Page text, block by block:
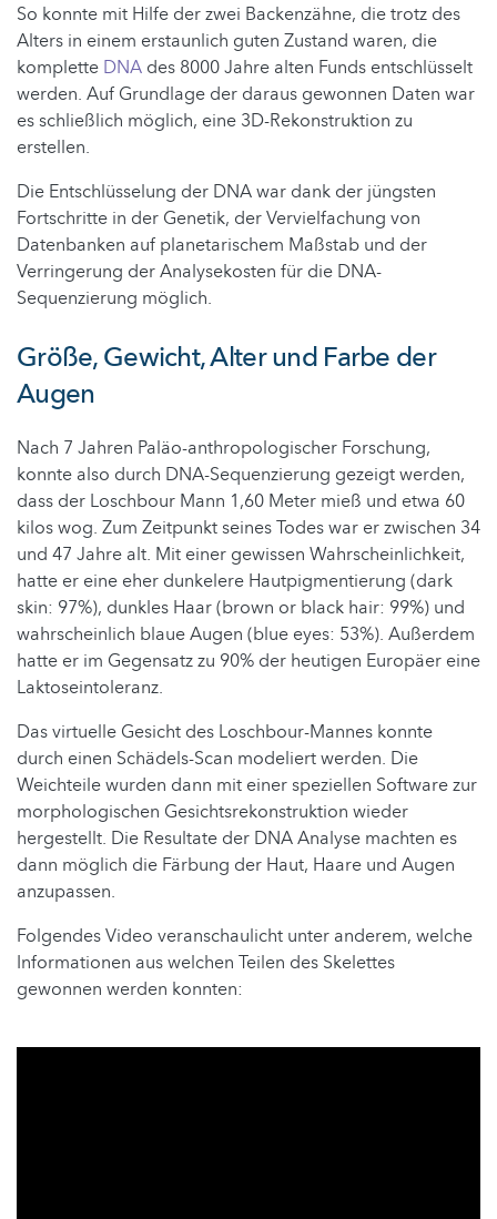
So konnte mit Hilfe der zwei Backenzähne, die trotz des
Alters in einem erstaunlich guten Zustand waren, die
komplette DNA des 8000 Jahre alten Funds entschlüsselt
werden. Auf Grundlage der daraus gewonnen Daten war
es schließlich möglich, eine 3D-Rekonstruktion zu
erstellen.
Die Entschlüsselung der DNA war dank der jüngsten
Fortschritte in der Genetik, der Vervielfachung von
Datenbanken auf planetarischem Maßstab und der
Verringerung der Analysekosten für die DNA-
Sequenzierung möglich.
Größe, Gewicht, Alter und Farbe der
Augen
Nach 7 Jahren Paläo-anthropologischer Forschung,
konnte also durch DNA-Sequenzierung gezeigt werden,
dass der Loschbour Mann 1,60 Meter mieß und etwa 60
kilos wog. Zum Zeitpunkt seines Todes war er zwischen 34
und 47 Jahre alt. Mit einer gewissen Wahrscheinlichkeit,
hatte er eine eher dunkelere Hautpigmentierung (dark
skin: 97%), dunkles Haar (brown or black hair: 99%) und
wahrscheinlich blaue Augen (blue eyes: 53%). Außerdem
hatte er im Gegensatz zu 90% der heutigen Europäer eine
Laktoseintoleranz.
Das virtuelle Gesicht des Loschbour-Mannes konnte
durch einen Schädels-Scan modeliert werden. Die
Weichteile wurden dann mit einer speziellen Software zur
morphologischen Gesichtsrekonstruktion wieder
hergestellt. Die Resultate der DNA Analyse machten es
dann möglich die Färbung der Haut, Haare und Augen
anzupassen.
Folgendes Video veranschaulicht unter anderem, welche
Informationen aus welchen Teilen des Skelettes
gewonnen werden konnten: